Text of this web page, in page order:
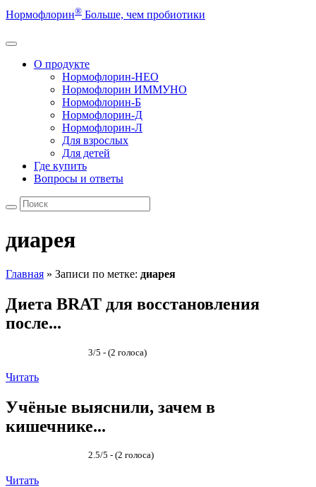
Нормофлорин® Больше, чем пробиотики
О продукте
Нормофлорин-НЕО
Нормофлорин ИММУНО
Нормофлорин-Б
Нормофлорин-Д
Нормофлорин-Л
Для взрослых
Для детей
Где купить
Вопросы и ответы
диарея
Главная » Записи по метке: диарея
Диета BRAT для восстановления
после...
3/5 - (2 голоса)
Читать
Учёные выяснили, зачем в
кишечнике...
2.5/5 - (2 голоса)
Читать